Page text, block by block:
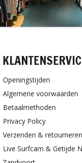
Openingstijden
Algemene voorwaarden
Betaalmethoden
Privacy Policy
Verzenden & retourneren
Live Surfcam & Getijde